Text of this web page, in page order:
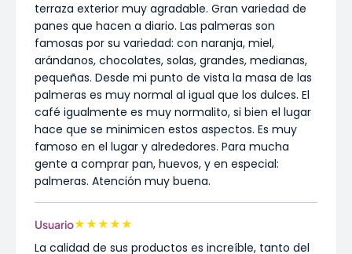
terraza exterior muy agradable. Gran variedad de
panes que hacen a diario. Las palmeras son
famosas por su variedad: con naranja, miel,
arándanos, chocolates, solas, grandes, medianas,
pequeñas. Desde mi punto de vista la masa de las
palmeras es muy normal al igual que los dulces. El
café igualmente es muy normalito, si bien el lugar
hace que se minimicen estos aspectos. Es muy
famoso en el lugar y alrededores. Para mucha
gente a comprar pan, huevos, y en especial:
palmeras. Atención muy buena.
Usuario★★★★★
La calidad de sus productos es increíble, tanto del